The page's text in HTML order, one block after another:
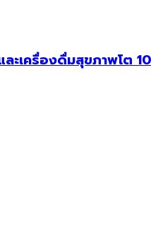
ะเครื่องดื่มสุขภาพโต